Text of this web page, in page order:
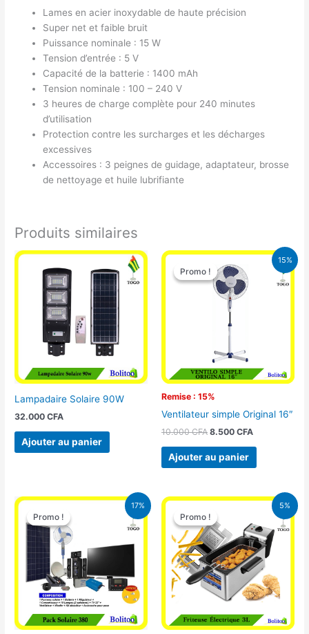
Lames en acier inoxydable de haute précision
Super net et faible bruit
Puissance nominale : 15 W
Tension d’entrée : 5 V
Capacité de la batterie : 1400 mAh
Tension nominale : 100 – 240 V
3 heures de charge complète pour 240 minutes
d’utilisation
Protection contre les surcharges et les décharges
excessives
Accessoires : 3 peignes de guidage, adaptateur, brosse
de nettoyage et huile lubrifiante
Produits similaires
Lampadaire Solaire 90W
32.000CFA
Ajouter au panier
15%
Promo !
Remise : 15%
Promo !
Ventilateur simple Original 16″
10.000CFA
Le
prix
initial
était :
10.000 CFA.
8.500 CFA
Le
Ajouter au panier
17%
Promo !
Promo !
Le
initial
était :
430.000 CFA.
Le
prix
actuel
355.000 CFA.
5%
Promo !
Promo !
Le
initial
était :
39.000 CFA.
Le
prix
actuel
est :
37.000 CFA.